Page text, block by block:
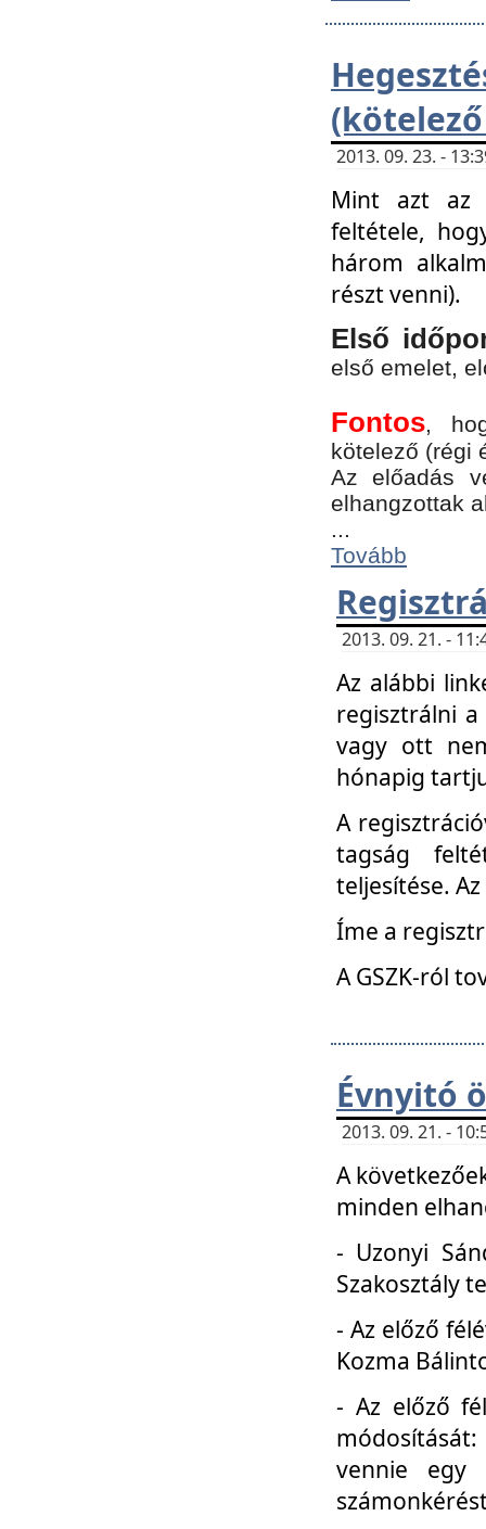
2013. 09. 23. -
Mint azt az
feltétele,
három
részt venni).
Első
első emelet,
Fontos,
kötelező (régi
Az előadás
elhangzottak
...
Tovább
2013. 09. 21. -
Az alábbi
regisztrálni
vagy ott
hónapig
A
tagság
teljesítése.
Íme a
A GSZK-ról
Évnyitó
2013. 09. 21. -
A
minden
- Uzonyi
Szakosztály
- Az előző
Kozma
- Az előző
vennie egy